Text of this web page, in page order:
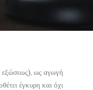
ως αγωγή
έγκυρη και όχι